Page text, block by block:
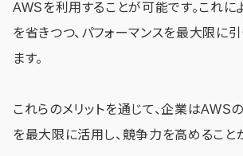
AWSを利用することが可能です。これに
を省きつつ、パフォーマンスを最大限に
ます。
これらのメリットを通じて、企業はAWS
を最大限に活用し、競争力を高めること